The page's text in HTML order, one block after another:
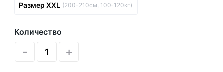
Размер XXL (200-210см, 100-120кг)
Количество
- +